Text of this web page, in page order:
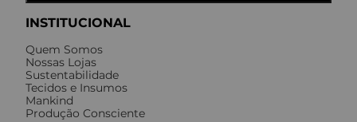
INSTITUCIONAL
Quem Somos
Nossas Lojas
Sustentabilidade
Tecidos e Insumos
Mankind
Produção Consciente